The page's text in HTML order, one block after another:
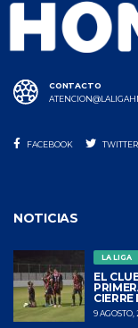
CONTACTO
FACEBOOK TWITTER
NOTICIAS
LA LIGA
EL
9 AGOSTO,